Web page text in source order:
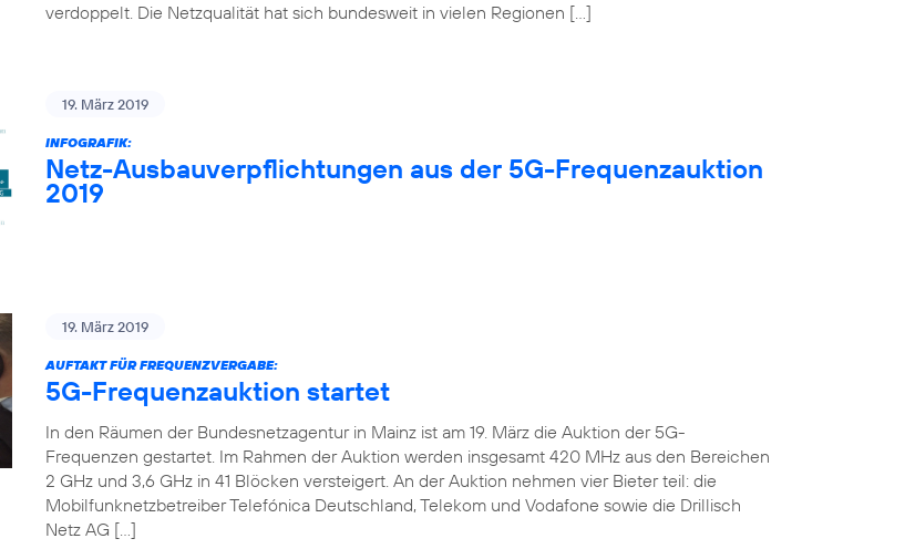
verdoppelt. Die Netzqualität hat sich bundesweit in vielen Regionen […]
19. März 2019
INFOGRAFIK:
Netz-Ausbauverpflichtungen aus der 5G-Frequenzauktion
2019
19. März 2019
AUFTAKT FÜR FREQUENZVERGABE:
5G-Frequenzauktion startet
In den Räumen der Bundesnetzagentur in Mainz ist am 19. März die Auktion der 5G-
Frequenzen gestartet. Im Rahmen der Auktion werden insgesamt 420 MHz aus den Bereichen
2 GHz und 3,6 GHz in 41 Blöcken versteigert. An der Auktion nehmen vier Bieter teil: die
Mobilfunknetzbetreiber Telefónica Deutschland, Telekom und Vodafone sowie die Drillisch
Netz AG […]